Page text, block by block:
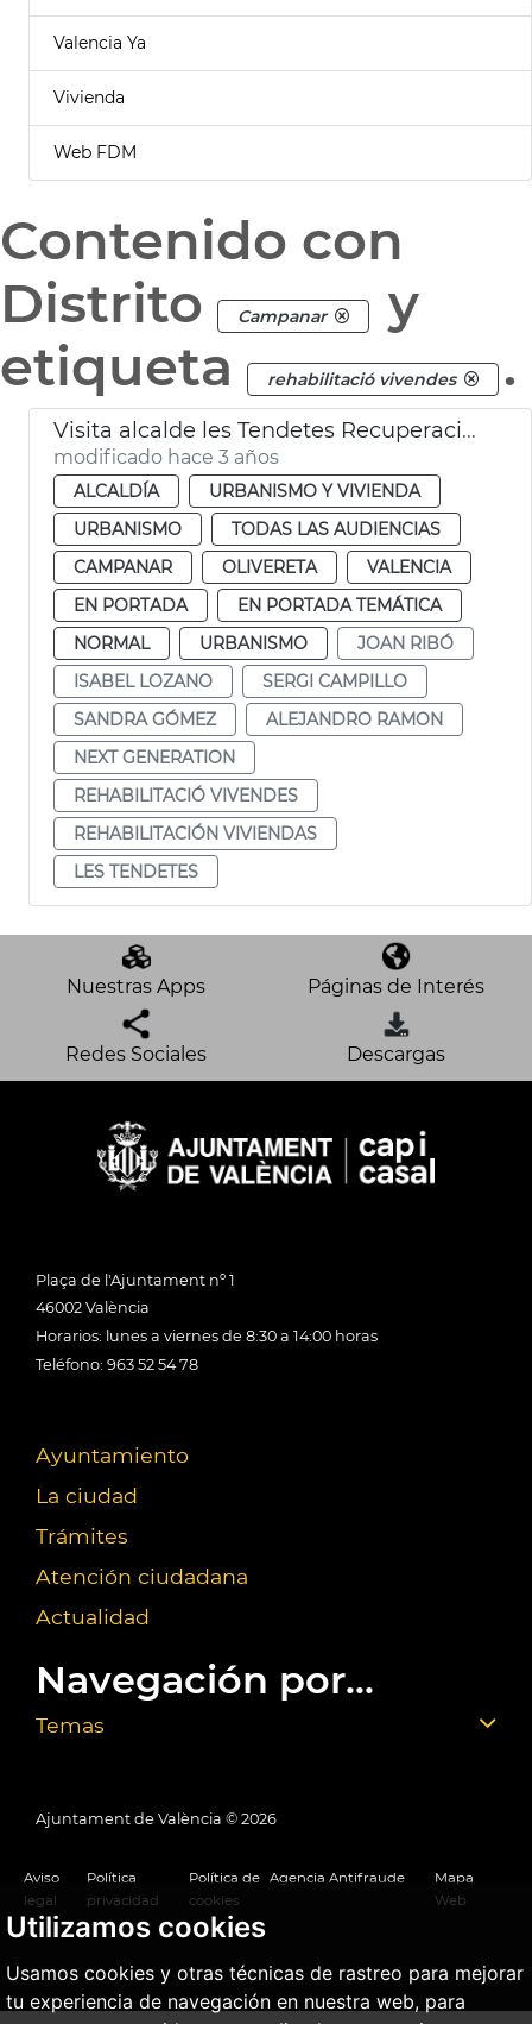
Utilizamos cookies
Usamos cookies y otras técnicas de rastreo para mejorar
tu experiencia de navegación en nuestra web, para
Valencia Ya
Vivienda
Web FDM
Contenido con
Distrito
Campanar
y
etiqueta
rehabilitació vivendes .
Visita alcalde les Tendetes Recuperación viviendas Next Generation
modificado hace 3 años
ALCALDÍA
URBANISMO Y VIVIENDA
URBANISMO
TODAS LAS AUDIENCIAS
CAMPANAR
OLIVERETA
VALENCIA
EN PORTADA
EN PORTADA TEMÁTICA
NORMAL
URBANISMO
JOAN RIBÓ
ISABEL LOZANO
SERGI CAMPILLO
SANDRA GÓMEZ
ALEJANDRO RAMON
NEXT GENERATION
REHABILITACIÓ VIVENDES
REHABILITACIÓN VIVIENDAS
LES TENDETES
Nuestras Apps Páginas de Interés
Redes Sociales Descargas
Plaça de l'Ajuntament nº 1
46002 València
Horarios: lunes a viernes de 8:30 a 14:00 horas
Teléfono: 963 52 54 78
Ayuntamiento
La ciudad
Trámites
Atención ciudadana
Actualidad
Navegación por...
Temas
Ajuntament de València © 2026
Aviso
legal
Política
privacidad
Política de
cookies
Agencia Antifraude
Mapa
Web